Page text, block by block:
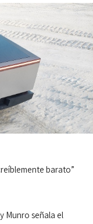
barato”
Munro señala el